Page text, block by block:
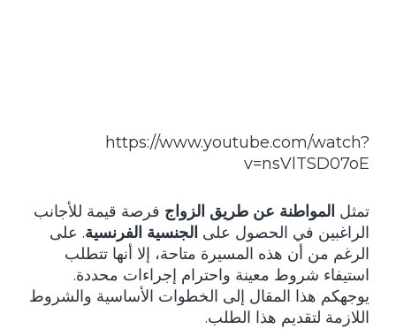
https://www.youtube.com/watch?
v=nsVlTSD07oE
تمثل المواطنة عن طريق الزواج فرصة قيمة للأجانب
الراغبين في الحصول على الجنسية الفرنسية. على
الرغم من أن هذه المسيرة متاحة، إلا أنها تتطلب
استيفاء شروط معينة واحترام إجراءات محددة.
يوجهكم هذا المقال إلى الخطوات الأساسية والشروط
اللازمة لتقديم هذا الطلب.